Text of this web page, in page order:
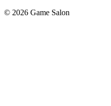
© 2026 Game Salon